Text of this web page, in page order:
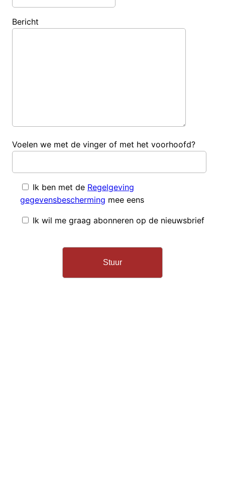
Bericht
Voelen we met de vinger of met het voorhoofd?
Ik ben met de Regelgeving
gegevensbescherming mee eens
Ik wil me graag abonneren op de nieuwsbrief